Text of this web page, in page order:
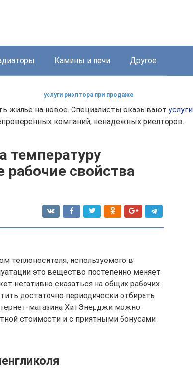
Камины и печи Другое
услуги риэлтора при продаже
жилье на новое. Специалисты оказывают услуги
компаний, ненадежных риелторов.
температуру
рабочие свойства
теплоносителя, используемого в
это вещество постепенно меняет
негативно сказаться на общих рабочих
достаточно периодически отбирать
магазина ХитЭнерджи можно
стоимости и с приятными бонусами